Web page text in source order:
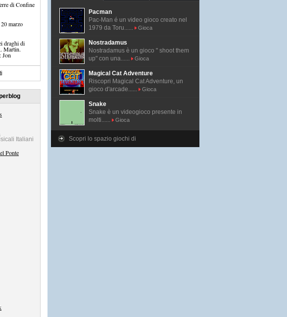
di Confine
marzo
draghi di
Martin.
Jon
Italiani
Ponte
Pacman
Pac-Man é un video gioco creato nel
1979 da Toru......
Gioca
Nostradamus
Nostradamus è un gioco " shoot them
up" con una......
Gioca
Magical Cat Adventure
Riscopri Magical Cat Adventure, un
gioco d'arcade......
Gioca
Snake
Snake è un videogioco presente in
molti......
Gioca
Scopri lo spazio giochi di